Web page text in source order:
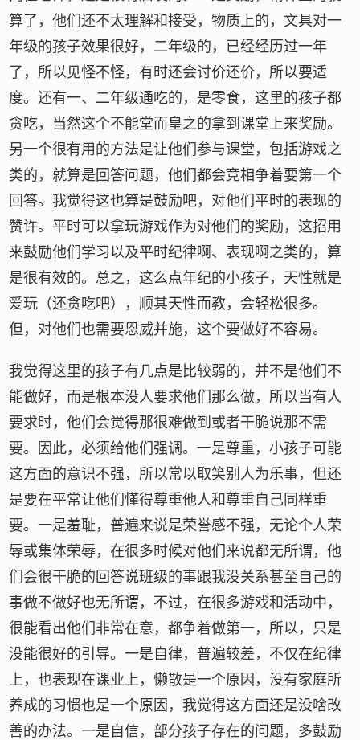
算了，他们还不太理解和接受，物质上的，文具对一
年级的孩子效果很好，二年级的，已经经历过一年
了，所以见怪不怪，有时还会讨价还价，所以要适
度。还有一、二年级通吃的，是零食，这里的孩子都
贪吃，当然这个不能堂而皇之的拿到课堂上来奖励。
另一个很有用的方法是让他们参与课堂，包括游戏之
类的，就算是回答问题，他们都会竞相争着要第一个
回答。我觉得这也算是鼓励吧，对他们平时的表现的
赞许。平时可以拿玩游戏作为对他们的奖励，这招用
来鼓励他们学习以及平时纪律啊、表现啊之类的，算
是很有效的。总之，这么点年纪的小孩子，天性就是
爱玩（还贪吃吧），顺其天性而教，会轻松很多。
但，对他们也需要恩威并施，这个要做好不容易。
我觉得这里的孩子有几点是比较弱的，并不是他们不
能做好，而是根本没人要求他们那么做，所以当有人
要求时，他们会觉得那很难做到或者干脆说那不需
要。因此，必须给他们强调。一是尊重，小孩子可能
这方面的意识不强，所以常以取笑别人为乐事，但还
是要在平常让他们懂得尊重他人和尊重自己同样重
要。一是羞耻，普遍来说是荣誉感不强，无论个人荣
辱或集体荣辱，在很多时候对他们来说都无所谓，他
们会很干脆的回答说班级的事跟我没关系甚至自己的
事做不做好也无所谓，不过，在很多游戏和活动中，
很能看出他们非常在意，都争着做第一，所以，只是
没能很好的引导。一是自律，普遍较差，不仅在纪律
上，也表现在课业上，懒散是一个原因，没有家庭所
养成的习惯也是一个原因，我觉得这方面还是没啥改
善的办法。一是自信，部分孩子存在的问题，多鼓励